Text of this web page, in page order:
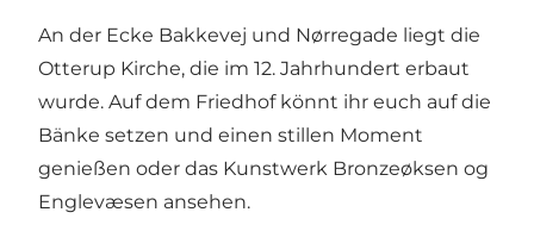
An der Ecke Bakkevej und Nørregade liegt die
Otterup Kirche, die im 12. Jahrhundert erbaut
wurde. Auf dem Friedhof könnt ihr euch auf die
Bänke setzen und einen stillen Moment
genießen oder das Kunstwerk Bronzeøksen og
Englevæsen ansehen.